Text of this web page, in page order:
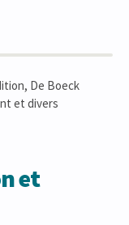
De Boeck
et divers
et